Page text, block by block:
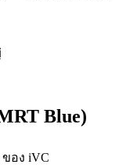
Blue)
อง iVC